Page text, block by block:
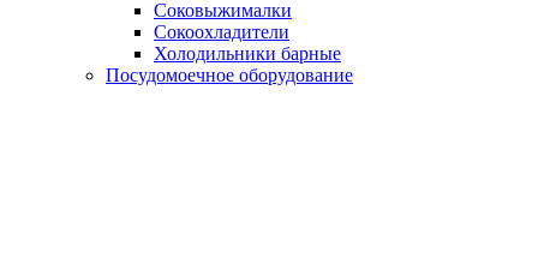
Соковыжималки
Сокоохладители
Холодильники барные
Посудомоечное оборудование